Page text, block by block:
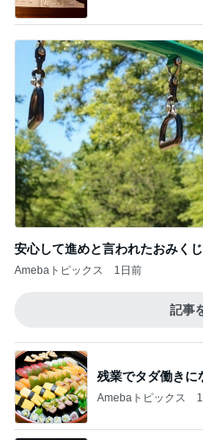
安心して進めと言われたおみくじ
Amebaトピックス 1日前
記事
残業でタダ働きに
Amebaトピックス